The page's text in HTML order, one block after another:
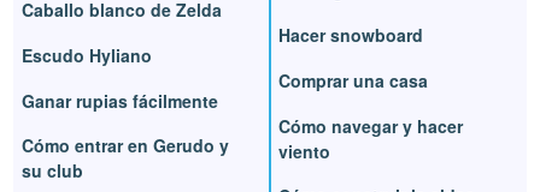
Caballo blanco de Zelda
Escudo Hyliano
Ganar rupias fácilmente
Cómo entrar en Gerudo y
su club
Hacer snowboard
Comprar una casa
Cómo navegar y hacer
viento